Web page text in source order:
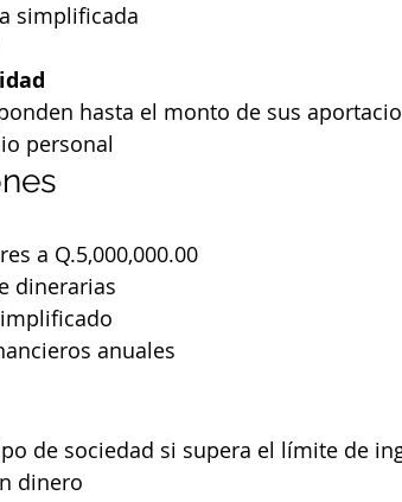
simplificada
hasta el monto de sus
personal
a Q.5,000,000.00
dinerarias
anuales
de sociedad si supera el límite de
dinero